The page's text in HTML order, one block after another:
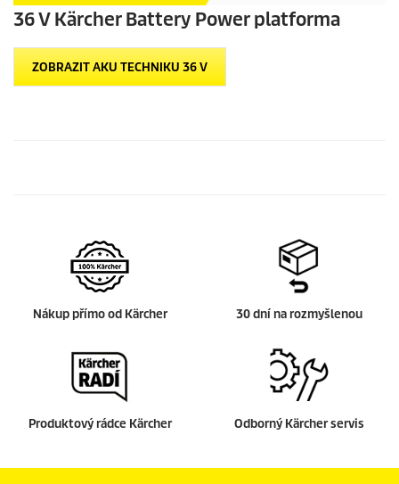
36 V Kärcher Battery Power platforma
ZOBRAZIT AKU TECHNIKU 36 V
Nákup přímo od Kärcher 30 dní na rozmyšlenou
Produktový rádce Kärcher Odborný Kärcher servis